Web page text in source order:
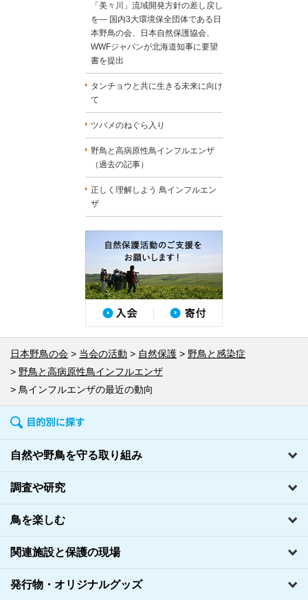
「美々川」流域開発方針の差し戻し
を― 国内3大環境保全団体である日
本野鳥の会、日本自然保護協会、
WWFジャパンが北海道知事に要望
書を提出
タンチョウと共に生きる未来に向け
て
ツバメのねぐら入り
野鳥と高病原性鳥インフルエンザ
（過去の記事）
正しく理解しよう 鳥インフルエン
ザ
日本野鳥の会 当会の活動 自然保護
野鳥と感染症
野鳥と高病原性鳥インフルエンザ
鳥インフルエンザの最近の動向
自然や野鳥を守る取り組み
調査や研究
鳥を楽しむ
関連施設と保護の現場
発行物・オリジナルグッズ